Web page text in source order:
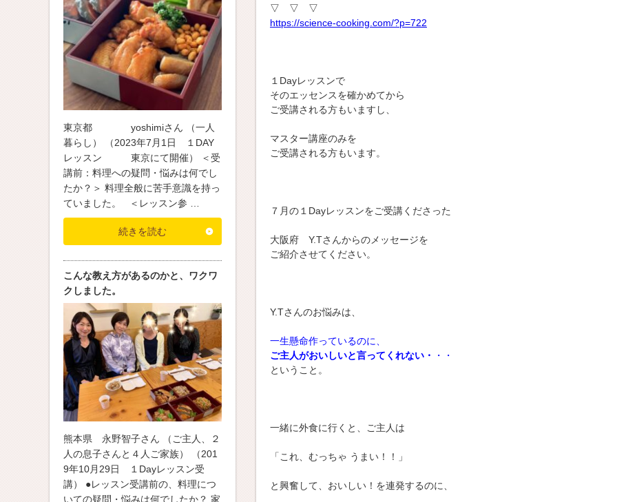
▽ ▽ ▽
https://science-cooking.com/?p=722
１Dayレッスンで
そのエッセンスを確かめてから
ご受講される方もいますし、
マスター講座のみを
ご受講される方もいます。
７月の１Dayレッスンをご受講くださった
大阪府 Y.Tさんからのメッセージを
ご紹介させてください。
Y.Tさんのお悩みは、
一生懸命作っているのに、
ご主人がおいしいと言ってくれない・
・・
ということ。
一緒に外食に行くと、ご主人は
「これ、むっちゃ うまい！！」
と興奮して、おいしい！を連発するのに、
東京都 yoshimiさん （一人
暮らし） （2023年7月1日 １DAY
レッスン 東京にて開催） ＜受
講前：料理への疑問・悩みは何でし
たか？＞ 料理全般に苦手意識を持っ
ていました。 ＜レッスン参 …
続きを読む
こんな教え方があるのかと、ワクワ
クしました。
熊本県 永野智子さん （ご主人、２
人の息子さんと４人ご家族） （201
9年10月29日 １Dayレッスン受
講） ●レッスン受講前の、料理につ
いての疑問・悩みは何でしたか？ 家